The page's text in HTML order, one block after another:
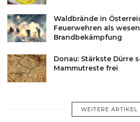
Waldbrände in
Feuerwehren als
Brandbekämpfung
Donau: Stärkste Dürre
Mammutreste frei
WEITERE ARTIKEL